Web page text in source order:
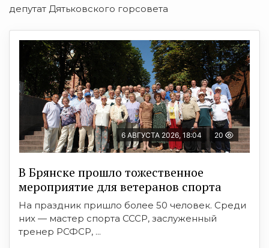
депутат Дятьковского горсовета
6 АВГУСТА 2026, 18:04 20
В Брянске прошло тожественное
мероприятие для ветеранов спорта
На праздник пришло более 50 человек. Среди
них — мастер спорта СССР, заслуженный
тренер РСФСР, ...